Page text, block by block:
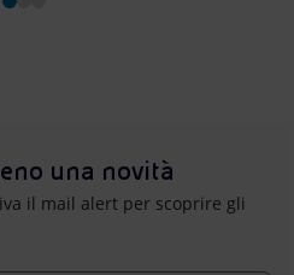
una novità
il mail alert per scoprire gli